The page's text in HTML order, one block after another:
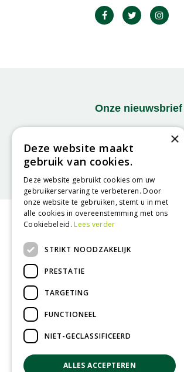
Onze
Ontvang ongeveer 1x
We slaan uw
Contact
GroenRijk Assen
×
Deze website maakt
gebruik van cookies.
Deze website gebruikt cookies om uw
gebruikerservaring te verbeteren. Door
onze website te gebruiken, stemt u in met
alle cookies in overeenstemming met ons
Cookiebeleid.Lees verder
STRIKT NOODZAKELIJK
PRESTATIE
TARGETING
FUNCTIONEEL
NIET-GECLASSIFICEERD
ALLES ACCEPTEREN